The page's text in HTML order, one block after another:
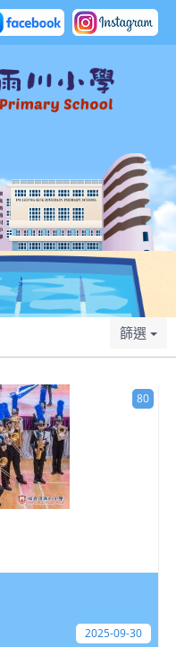
篩選
80
2025-09-30